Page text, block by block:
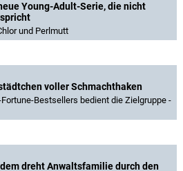
Young-Adult-Serie, die nicht
und Perlmutt
voller Schmachthaken
Bestsellers bedient die Zielgruppe -
dreht Anwaltsfamilie durch den